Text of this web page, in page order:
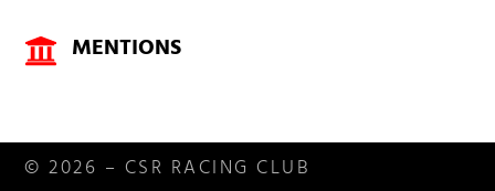
MENTIONS
© 2026 – CSR RACING CLUB